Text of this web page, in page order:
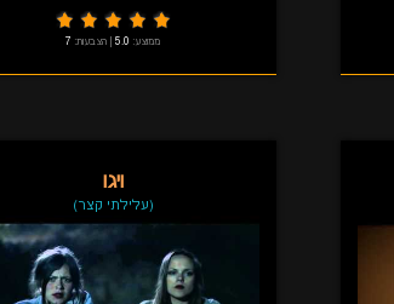
ממוצע: 5.0 הצבעות: 7
ויגו
(עלילתי קצר)